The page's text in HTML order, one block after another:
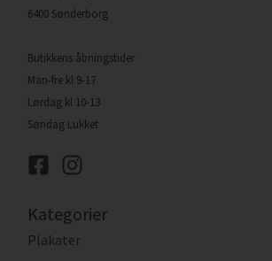
6400 Sønderborg
Butikkens åbningstider
Man-fre kl 9-17
Lørdag kl 10-13
Søndag Lukket
Kategorier
Plakater